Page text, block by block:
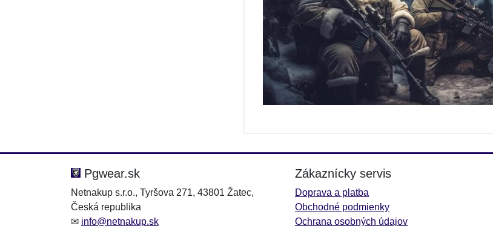
Pgwear.sk
Netnakup s.r.o., Tyršova 271, 43801 Žatec,
Česká republika
✉ info@netnakup.sk
Zákaznícky servis
Doprava a platba
Obchodné podmienky
Ochrana osobných údajov